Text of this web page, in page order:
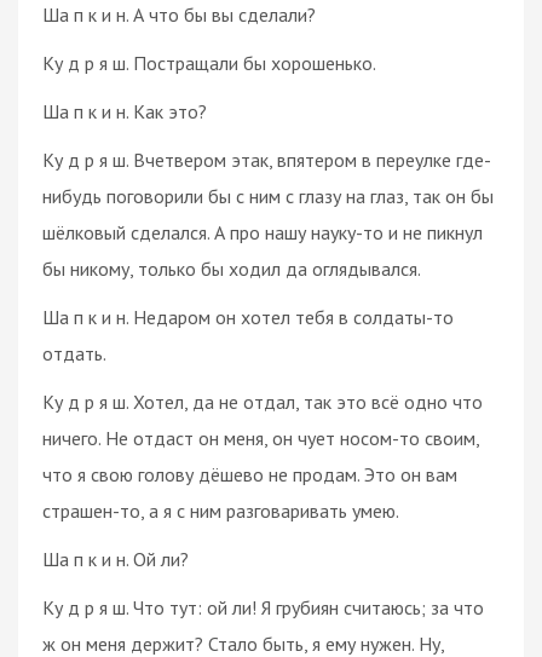
Ша п к и н. А что бы вы сделали?
Ку д р я ш. Постращали бы хорошенько.
Ша п к и н. Как это?
Ку д р я ш. Вчетвером этак, впятером в переулке где-
нибудь поговорили бы с ним с глазу на глаз, так он бы
шёлковый сделался. А про нашу науку-то и не пикнул
бы никому, только бы ходил да оглядывался.
Ша п к и н. Недаром он хотел тебя в солдаты-то
отдать.
Ку д р я ш. Хотел, да не отдал, так это всё одно что
ничего. Не отдаст он меня, он чует носом-то своим,
что я свою голову дёшево не продам. Это он вам
страшен-то, а я с ним разговаривать умею.
Ша п к и н. Ой ли?
Ку д р я ш. Что тут: ой ли! Я грубиян считаюсь; за что
ж он меня держит? Стало быть, я ему нужен. Ну,